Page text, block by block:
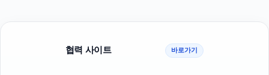
협력 사이트 바로가기